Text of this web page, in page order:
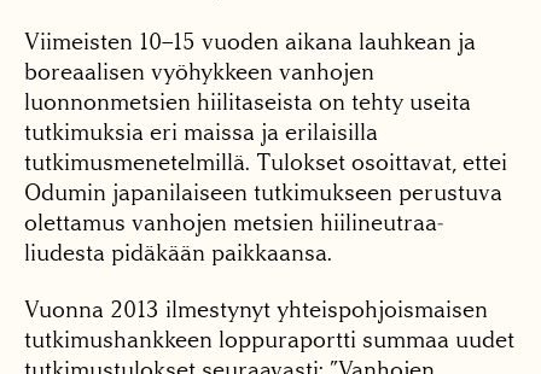
Viimeisten 10–15 vuoden aikana lauhkean ja
boreaalisen vyöhykkeen vanhojen
luonnonmetsien hiilitaseista on tehty useita
tutkimuksia eri maissa ja erilaisilla
tutkimusmenetelmillä. Tulokset osoittavat, ettei
Odumin japanilaiseen tutkimukseen perustuva
olettamus vanhojen metsien hiilineutraa­
liudesta pidäkään paikkaansa.
Vuonna 2013 ilmestynyt yhteispohjoismaisen
tutkimushankkeen loppuraportti summaa uudet